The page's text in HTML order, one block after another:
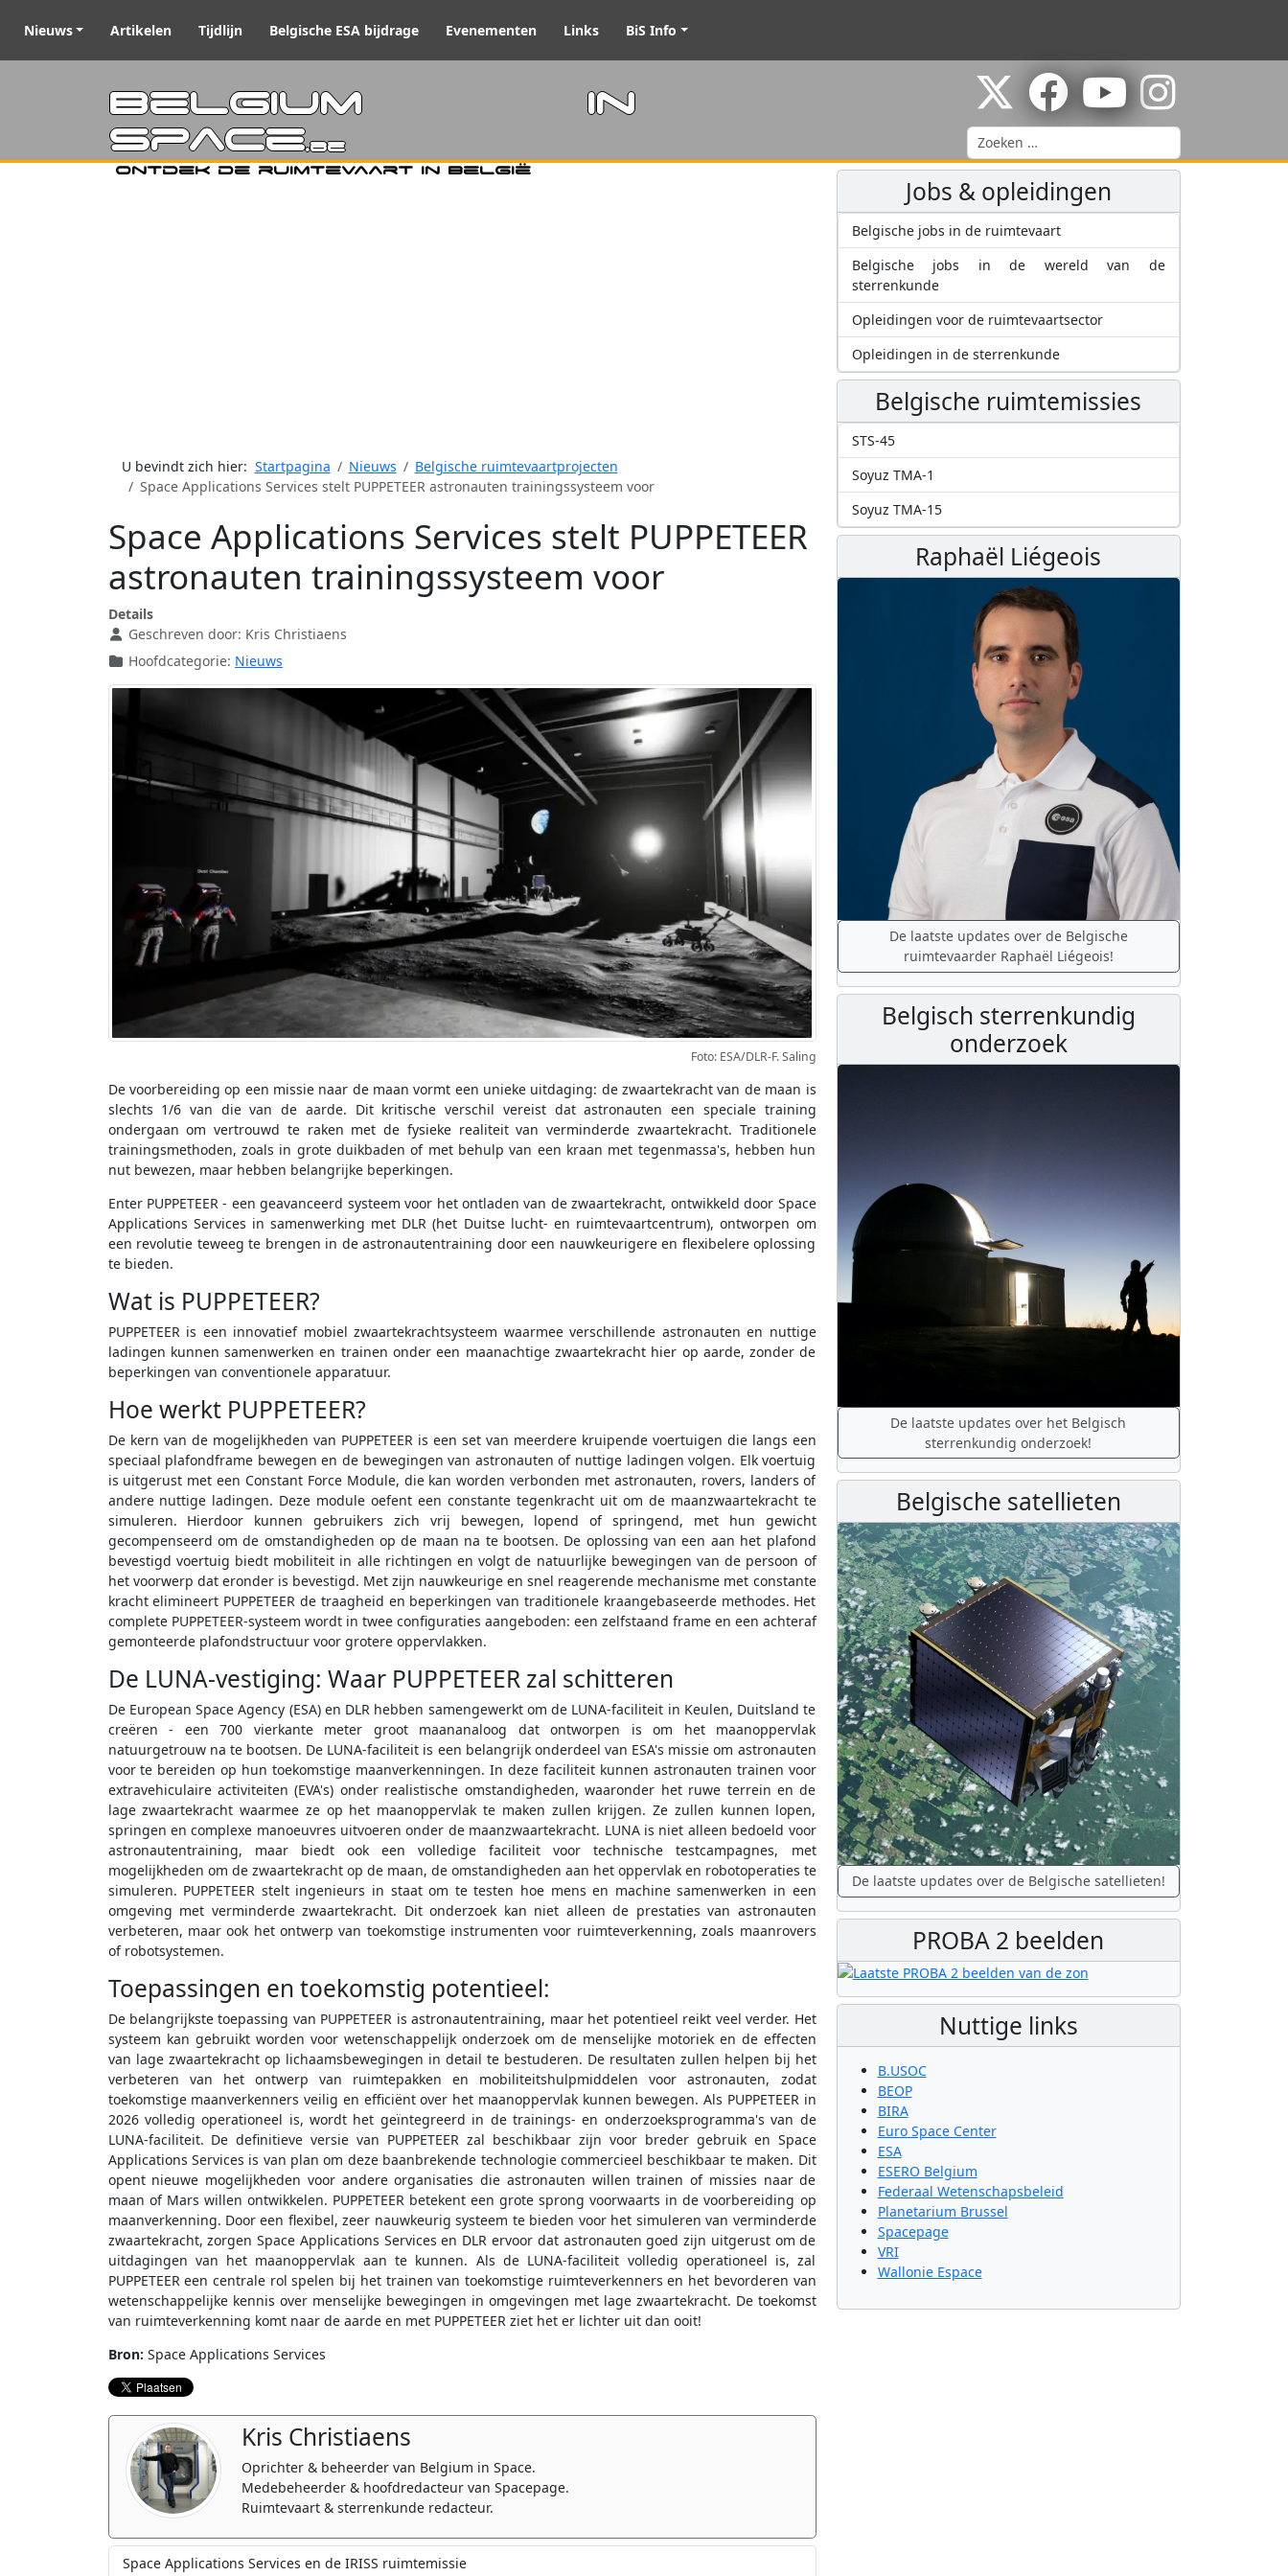
Nieuws Artikelen Tijdlijn Belgische ESA bijdrage Evenementen Links BiS Info
Belgium in
Space.be
Ontdek de ruimtevaart in België
Zoeken
U bevindt zich hier: Startpagina Nieuws
Belgische ruimtevaartprojecten
Space Applications Services stelt PUPPETEER astronauten trainingssysteem voor
Space Applications Services stelt PUPPETEER
astronauten trainingssysteem voor
Details
Geschreven door: Kris Christiaens
Hoofdcategorie: Nieuws
Foto: ESA/DLR-F. Saling
De voorbereiding op een missie naar de maan vormt een unieke uitdaging: de zwaartekracht van de maan is
slechts 1/6 van die van de aarde. Dit kritische verschil vereist dat astronauten een speciale training
ondergaan om vertrouwd te raken met de fysieke realiteit van verminderde zwaartekracht. Traditionele
trainingsmethoden, zoals in grote duikbaden of met behulp van een kraan met tegenmassa's, hebben hun
nut bewezen, maar hebben belangrijke beperkingen.
Enter PUPPETEER - een geavanceerd systeem voor het ontladen van de zwaartekracht, ontwikkeld door Space
Applications Services in samenwerking met DLR (het Duitse lucht- en ruimtevaartcentrum), ontworpen om
een revolutie teweeg te brengen in de astronautentraining door een nauwkeurigere en flexibelere oplossing
te bieden.
Wat is PUPPETEER?
PUPPETEER is een innovatief mobiel zwaartekrachtsysteem waarmee verschillende astronauten en nuttige
ladingen kunnen samenwerken en trainen onder een maanachtige zwaartekracht hier op aarde, zonder de
beperkingen van conventionele apparatuur.
Hoe werkt PUPPETEER?
De kern van de mogelijkheden van PUPPETEER is een set van meerdere kruipende voertuigen die langs een
speciaal plafondframe bewegen en de bewegingen van astronauten of nuttige ladingen volgen. Elk voertuig
is uitgerust met een Constant Force Module, die kan worden verbonden met astronauten, rovers, landers of
andere nuttige ladingen. Deze module oefent een constante tegenkracht uit om de maanzwaartekracht te
simuleren. Hierdoor kunnen gebruikers zich vrij bewegen, lopend of springend, met hun gewicht
gecompenseerd om de omstandigheden op de maan na te bootsen. De oplossing van een aan het plafond
bevestigd voertuig biedt mobiliteit in alle richtingen en volgt de natuurlijke bewegingen van de persoon of
het voorwerp dat eronder is bevestigd. Met zijn nauwkeurige en snel reagerende mechanisme met constante
kracht elimineert PUPPETEER de traagheid en beperkingen van traditionele kraangebaseerde methodes. Het
complete PUPPETEER-systeem wordt in twee configuraties aangeboden: een zelfstaand frame en een achteraf
gemonteerde plafondstructuur voor grotere oppervlakken.
De LUNA-vestiging: Waar PUPPETEER zal schitteren
De European Space Agency (ESA) en DLR hebben samengewerkt om de LUNA-faciliteit in Keulen, Duitsland te
creëren - een 700 vierkante meter groot maananaloog dat ontworpen is om het maanoppervlak
natuurgetrouw na te bootsen. De LUNA-faciliteit is een belangrijk onderdeel van ESA's missie om astronauten
voor te bereiden op hun toekomstige maanverkenningen. In deze faciliteit kunnen astronauten trainen voor
extravehiculaire activiteiten (EVA's) onder realistische omstandigheden, waaronder het ruwe terrein en de
lage zwaartekracht waarmee ze op het maanoppervlak te maken zullen krijgen. Ze zullen kunnen lopen,
springen en complexe manoeuvres uitvoeren onder de maanzwaartekracht. LUNA is niet alleen bedoeld voor
astronautentraining, maar biedt ook een volledige faciliteit voor technische testcampagnes, met
mogelijkheden om de zwaartekracht op de maan, de omstandigheden aan het oppervlak en robotoperaties te
simuleren. PUPPETEER stelt ingenieurs in staat om te testen hoe mens en machine samenwerken in een
omgeving met verminderde zwaartekracht. Dit onderzoek kan niet alleen de prestaties van astronauten
verbeteren, maar ook het ontwerp van toekomstige instrumenten voor ruimteverkenning, zoals maanrovers
of robotsystemen.
Toepassingen en toekomstig potentieel:
De belangrijkste toepassing van PUPPETEER is astronautentraining, maar het potentieel reikt veel verder. Het
systeem kan gebruikt worden voor wetenschappelijk onderzoek om de menselijke motoriek en de effecten
van lage zwaartekracht op lichaamsbewegingen in detail te bestuderen. De resultaten zullen helpen bij het
verbeteren van het ontwerp van ruimtepakken en mobiliteitshulpmiddelen voor astronauten, zodat
toekomstige maanverkenners veilig en efficiënt over het maanoppervlak kunnen bewegen. Als PUPPETEER in
2026 volledig operationeel is, wordt het geïntegreerd in de trainings- en onderzoeksprogramma's van de
LUNA-faciliteit. De definitieve versie van PUPPETEER zal beschikbaar zijn voor breder gebruik en Space
Applications Services is van plan om deze baanbrekende technologie commercieel beschikbaar te maken. Dit
opent nieuwe mogelijkheden voor andere organisaties die astronauten willen trainen of missies naar de
maan of Mars willen ontwikkelen. PUPPETEER betekent een grote sprong voorwaarts in de voorbereiding op
maanverkenning. Door een flexibel, zeer nauwkeurig systeem te bieden voor het simuleren van verminderde
zwaartekracht, zorgen Space Applications Services en DLR ervoor dat astronauten goed zijn uitgerust om de
uitdagingen van het maanoppervlak aan te kunnen. Als de LUNA-faciliteit volledig operationeel is, zal
PUPPETEER een centrale rol spelen bij het trainen van toekomstige ruimteverkenners en het bevorderen van
wetenschappelijke kennis over menselijke bewegingen in omgevingen met lage zwaartekracht. De toekomst
van ruimteverkenning komt naar de aarde en met PUPPETEER ziet het er lichter uit dan ooit!
Bron: Space Applications Services
Kris Christiaens
Oprichter & beheerder van Belgium in Space.
Medebeheerder & hoofdredacteur van Spacepage.
Ruimtevaart & sterrenkunde redacteur.
Space Applications Services en de IRISS ruimtemissie
Jobs & opleidingen
Belgische jobs in de ruimtevaart
Belgische jobs in de wereld van de
sterrenkunde
Opleidingen voor de ruimtevaartsector
Opleidingen in de sterrenkunde
Belgische ruimtemissies
STS-45
Soyuz TMA-1
Soyuz TMA-15
Raphaël Liégeois
De laatste updates over de Belgische
ruimtevaarder Raphaël Liégeois!
Belgisch sterrenkundig
onderzoek
De laatste updates over het Belgisch
sterrenkundig onderzoek!
Belgische satellieten
De laatste updates over de Belgische satellieten!
PROBA 2 beelden
Nuttige links
B.USOC
BEOP
BIRA
Euro Space Center
ESA
ESERO Belgium
Federaal Wetenschapsbeleid
Planetarium Brussel
Spacepage
VRI
Wallonie Espace